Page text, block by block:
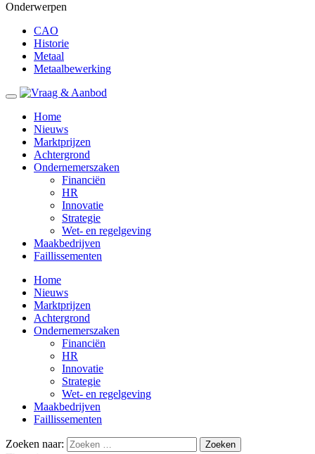
Onderwerpen
CAO
Historie
Metaal
Metaalbewerking
Home
Nieuws
Marktprijzen
Achtergrond
Ondernemerszaken
Financiën
HR
Innovatie
Strategie
Wet- en regelgeving
Maakbedrijven
Faillissementen
Home
Nieuws
Marktprijzen
Achtergrond
Ondernemerszaken
Financiën
HR
Innovatie
Strategie
Wet- en regelgeving
Maakbedrijven
Faillissementen
Zoeken naar: